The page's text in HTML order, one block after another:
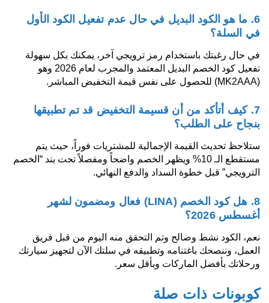
6. ما هو الكود البديل في حال عدم تفعيل الكود الأول
في السلة؟
في حال رغبتك باستخدام رمز ترويجي آخر، يمكنك بكل سهولة
تفعيل كود الخصم البديل المعتمد والمجرب لعام 2026 وهو
(MK2AAA) للحصول على نفس قيمة التخفيض المباشر.
7. كيف أتأكد من أن قسيمة التخفيض قد تم تطبيقها
بنجاح على الطلب؟
ستلاحظ تحديث القيمة الإجمالية للمشتريات فوراً، حيث يتم
مستقطع الـ 10% ويظهر الخصم واضحاً ومفصلاً تحت بند “الخصم
الترويجي” قبل خطوة السداد والدفع النهائي.
8. هل كود الخصم (LINA) فعال ومضمون لشهر
أغسطس 2026؟
نعم، الكود نشط وصالح وتم التحقق منه اليوم من قبل فريق
العمل، وننصحك باغتنامه وتطبيقه في سلتك الآن لتجهيز سيارتك
ورحلاتك بأفضل الماركات وبأقل سعر.
كوبونات ذات صلة